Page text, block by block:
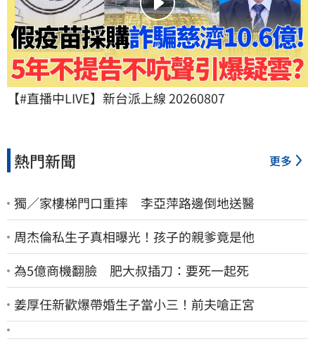
【#直播中LIVE】新台派上線 20260807
熱門新聞 更多
獨／家樓梯門口重摔 李亞萍路邊倒地送醫
周杰倫私生子真相曝光！孩子的親爹竟是他
為5億商機翻臉 肥大叔插刀：要死一起死
姜厚任新歡爆帶婚生子當小三！前夫嗆正宮